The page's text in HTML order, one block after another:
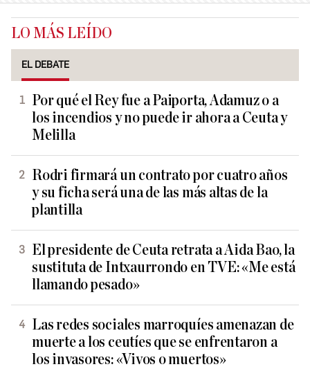
LO MÁS LEÍDO
EL DEBATE
Por qué el Rey fue a Paiporta, Adamuz o a
los incendios y no puede ir ahora a Ceuta y
Melilla
Rodri firmará un contrato por cuatro años
y su ficha será una de las más altas de la
plantilla
El presidente de Ceuta retrata a Aida Bao, la
sustituta de Intxaurrondo en TVE: «Me está
llamando pesado»
Las redes sociales marroquíes amenazan de
muerte a los ceutíes que se enfrentaron a
los invasores: «Vivos o muertos»